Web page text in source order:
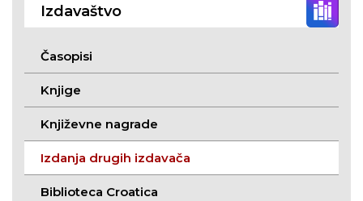
Izdavaštvo
Časopisi
Knjige
Književne nagrade
Izdanja drugih izdavača
Biblioteca Croatica